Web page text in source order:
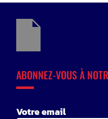
ABONNEZ-VOUS À
Votre email